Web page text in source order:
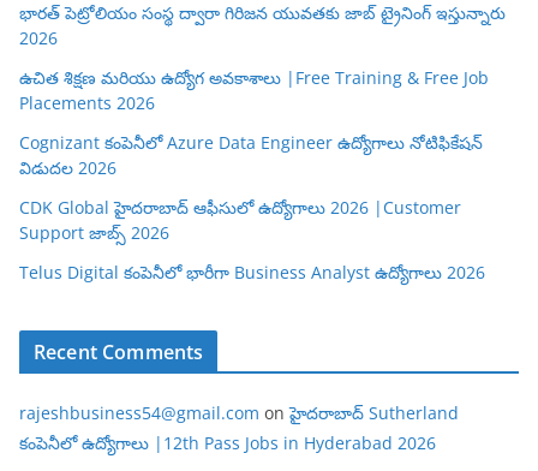
భారత్ పెట్రోలియం సంస్థ ద్వారా గిరిజన యువతకు జాబ్ ట్రైనింగ్ ఇస్తున్నారు
2026
ఉచిత శిక్షణ మరియు ఉద్యోగ అవకాశాలు |Free Training & Free Job
Placements 2026
Cognizant కంపెనీలో Azure Data Engineer ఉద్యోగాలు నోటిఫికేషన్
విడుదల 2026
CDK Global హైదరాబాద్ ఆఫీసులో ఉద్యోగాలు 2026 |Customer
Support జాబ్స్ 2026
Telus Digital కంపెనీలో భారీగా Business Analyst ఉద్యోగాలు 2026
Recent Comments
rajeshbusiness54@gmail.com onహైదరాబాద్ Sutherland
కంపెనీలో ఉద్యోగాలు |12th Pass Jobs in Hyderabad 2026